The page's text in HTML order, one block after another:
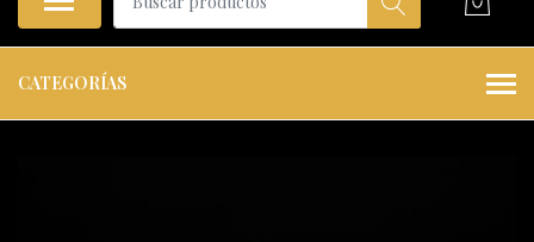
CATEGORÍAS